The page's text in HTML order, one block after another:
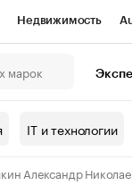
Недвижимость
контрагентов
IT и технологии
Александр